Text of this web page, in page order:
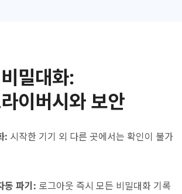
밀대화:
이버시와 보안
: 시작한 기기 외 다른 곳에서는 확인이 불가
동 파기: 로그아웃 즉시 모든 비밀대화 기록